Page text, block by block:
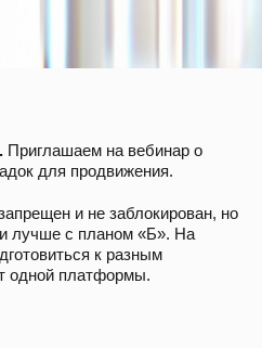
Приглашаем на вебинар о
для продвижения.
и не заблокирован, но
лучше с планом «Б». На
к разным
одной платформы.